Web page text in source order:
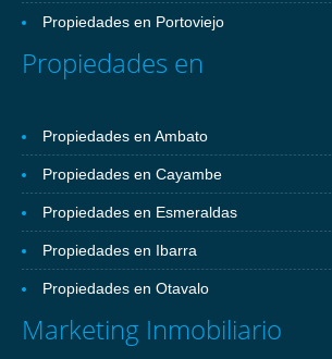
Propiedades en Portoviejo
Propiedades en
Propiedades en Ambato
Propiedades en Cayambe
Propiedades en Esmeraldas
Propiedades en Ibarra
Propiedades en Otavalo
Marketing Inmobiliario